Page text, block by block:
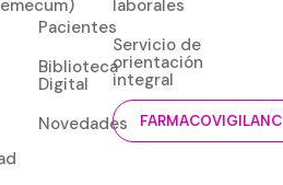
Pacientes
Biblioteca
Digital
Novedades
laborales
Servicio de
orientación
integral